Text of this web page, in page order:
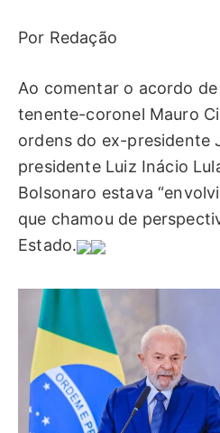
Por Redação
Ao comentar o acordo
tenente-coronel Mauro
ordens do ex-presidente
presidente Luiz Inácio
Bolsonaro estava
que chamou de
Estado.